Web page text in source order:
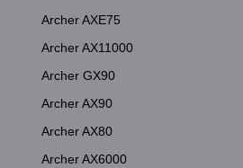
Archer AXE75
Archer AX11000
Archer GX90
Archer AX90
Archer AX80
Archer AX6000